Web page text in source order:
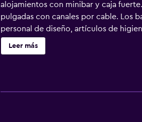
alojamientos con minibar y caja
pulgadas con canales por cable. Los
personal de diseño, artículos de
escritorio y teléfono. Se ofrece
piscinas al aire libre y 2 bañeras de
Leer más